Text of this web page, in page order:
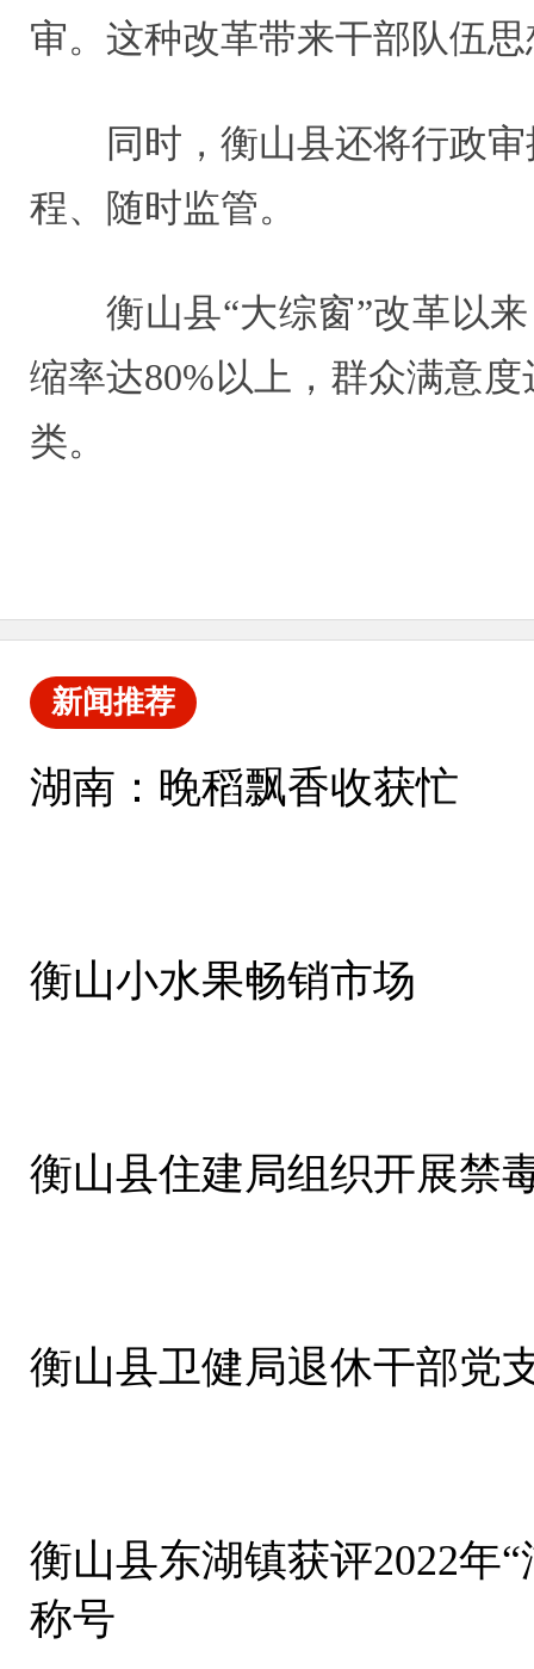
审。这种改革带来干部队伍
同时，衡山县还将行政
程、随时监管。
衡山县“大综窗”改革以
缩率达80%以上，群众满意
类。
新闻推荐
湖南：晚稻飘香收获忙
衡山小水果畅销市场
衡山县住建局组织开展禁
衡山县卫健局退休干部党
衡山县东湖镇获评2022年
称号